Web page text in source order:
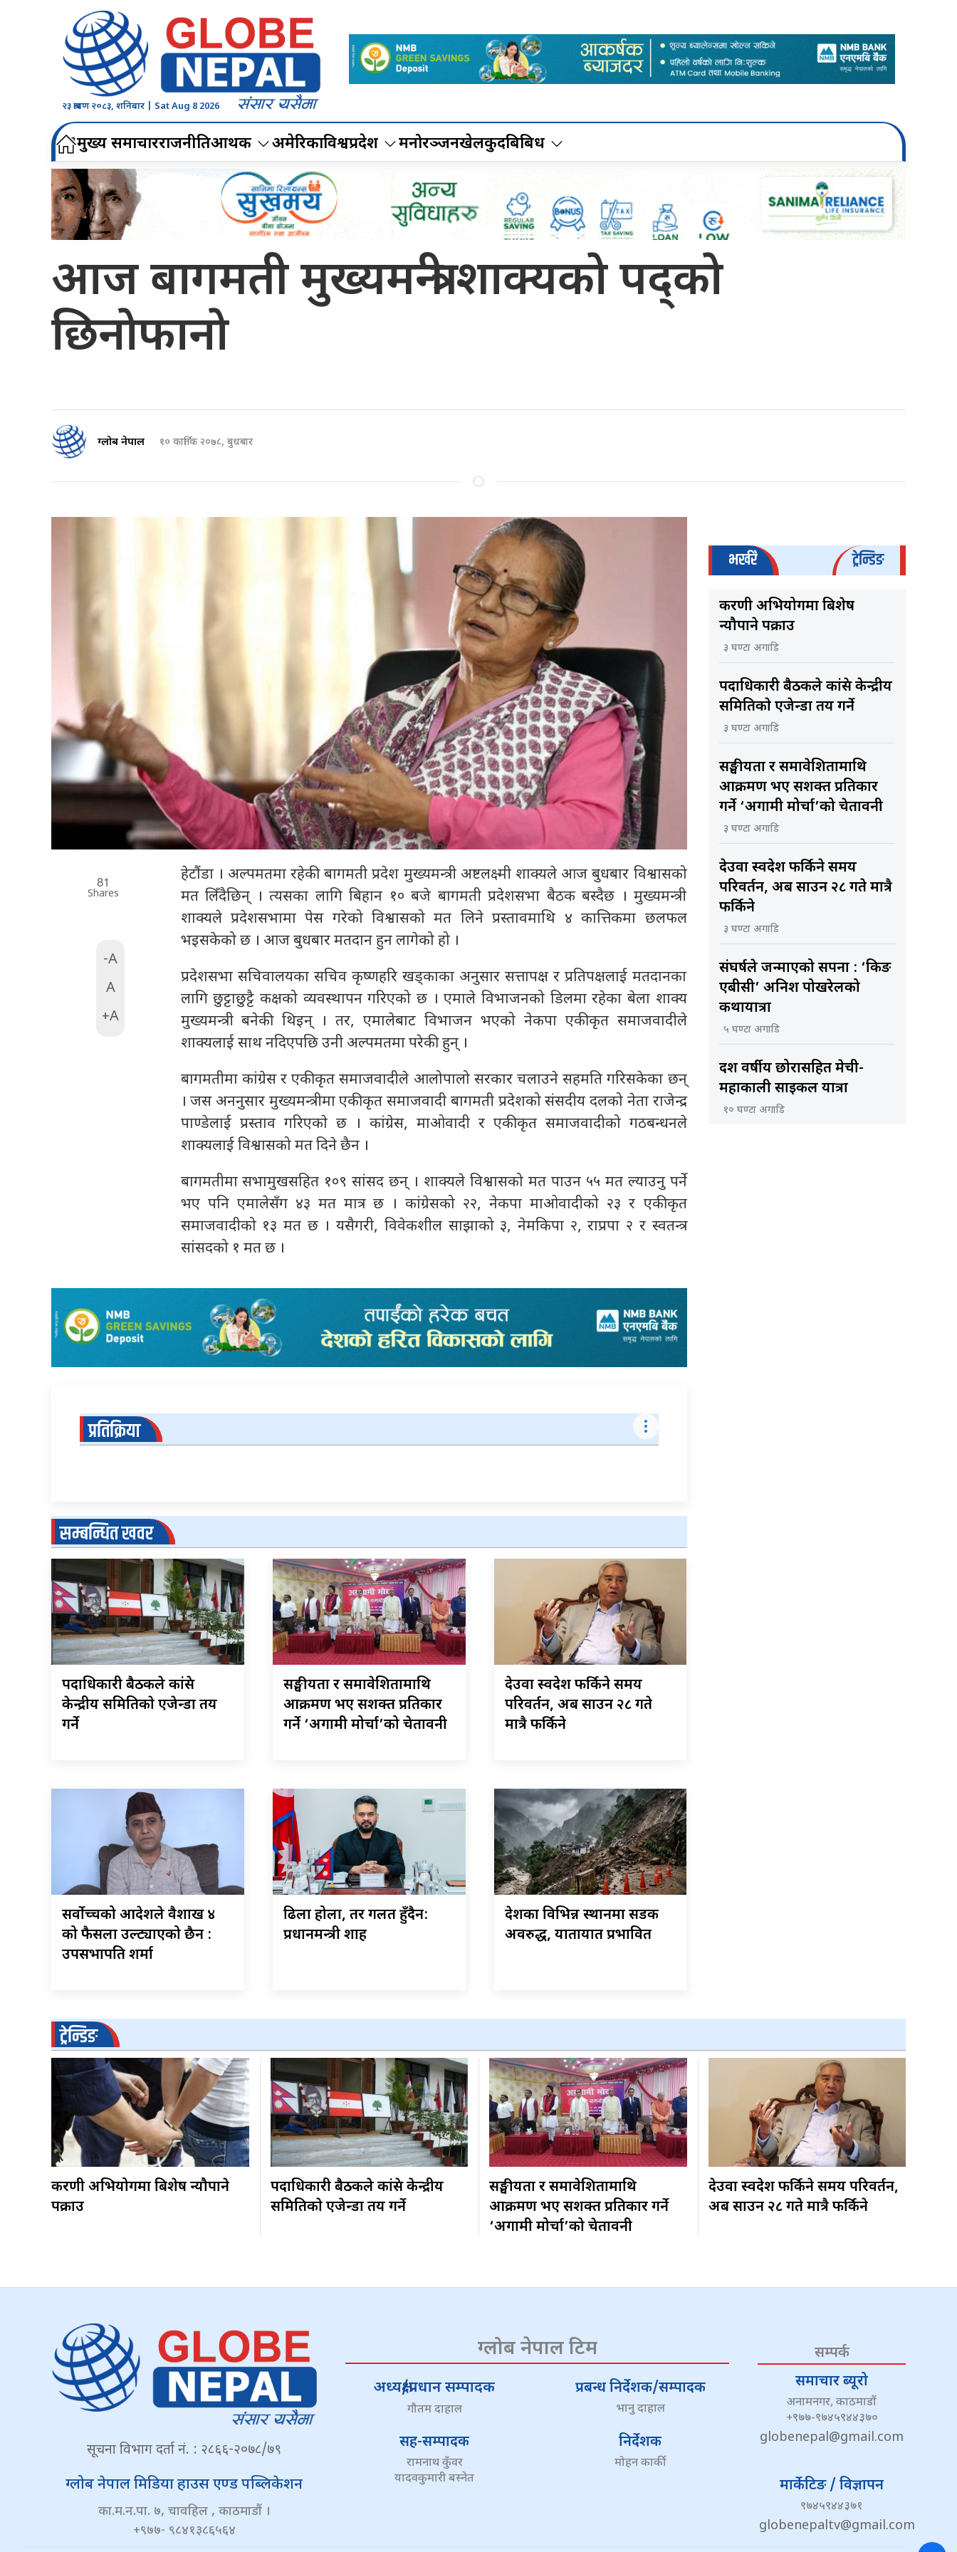
२३ श्रावण २०८३, शनिबार | Sat Aug 8 2026
मुख्य समाचारराजनीतिआर्थिक अमेरिकाविश्वप्रदेश मनोरञ्जनखेलकुदबिबिध
आज बागमती मुख्यमन्त्री शाक्यकाे पद्काे
छिनाेफानाे
ग्लोब नेपाल १० कार्तिक २०७८, बुधबार
81
Shares
-A
A
+A
हेटौंडा । अल्पमतमा रहेकी बागमती प्रदेश मुख्यमन्त्री अष्टलक्ष्मी शाक्यले आज बुधबार विश्वासको
मत लिँदैछिन् । त्यसका लागि बिहान १० बजे बागमती प्रदेशसभा बैठक बस्दैछ । मुख्यमन्त्री
शाक्यले प्रदेशसभामा पेस गरेको विश्वासको मत लिने प्रस्तावमाथि ४ कात्तिकमा छलफल
भइसकेको छ । आज बुधबार मतदान हुन लागेको हो ।
प्रदेशसभा सचिवालयका सचिव कृष्णहरि खड्काका अनुसार सत्तापक्ष र प्रतिपक्षलाई मतदानका
लागि छुट्टाछुट्टै कक्षको व्यवस्थापन गरिएको छ । एमाले विभाजनको डिलमा रहेका बेला शाक्य
मुख्यमन्त्री बनेकी थिइन् । तर, एमालेबाट विभाजन भएको नेकपा एकीकृत समाजवादीले
शाक्यलाई साथ नदिएपछि उनी अल्पमतमा परेकी हुन् ।
बागमतीमा कांग्रेस र एकीकृत समाजवादीले आलोपालो सरकार चलाउने सहमति गरिसकेका छन्
। जस अननुसार मुख्यमन्त्रीमा एकीकृत समाजवादी बागमती प्रदेशको संसदीय दलको नेता राजेन्द्र
पाण्डेलाई प्रस्ताव गरिएकाे छ । कांग्रेस, माओवादी र एकीकृत समाजवादीको गठबन्धनले
शाक्यलाई विश्वासको मत दिने छैन ।
बागमतीमा सभामुखसहित १०९ सांसद छन् । शाक्यले विश्वासको मत पाउन ५५ मत ल्याउनु पर्ने
भए पनि एमालेसँग ४३ मत मात्र छ । कांग्रेसको २२, नेकपा माओवादीको २३ र एकीकृत
समाजवादीको १३ मत छ । यसैगरी, विवेकशील साझाको ३, नेमकिपा २, राप्रपा २ र स्वतन्त्र
सांसदको १ मत छ ।
प्रतिक्रिया
सम्बन्धित खवर
पदाधिकारी बैठकले कांग्रेस
केन्द्रीय समितिकाे एजेन्डा तय
गर्ने
सङ्घीयता र समावेशितामाथि
आक्रमण भए सशक्त प्रतिकार
गर्ने ‘अग्रगामी मोर्चा’को चेतावनी
देउवा स्वदेश फर्किने समय
परिवर्तन, अब साउन २८ गते
मात्रै फर्किने
सर्वोच्चको आदेशले वैशाख ४
को फैसला उल्ट्याएको छैन :
उपसभापति शर्मा
ढिला होला, तर गलत हुँदैन:
प्रधानमन्त्री शाह
देशका विभिन्न स्थानमा सडक
अवरुद्ध, यातायात प्रभावित
भर्खरै ट्रेन्डिङ
करणी अभियोगमा बिशेष
न्यौपाने पक्राउ
३ घण्टा अगाडि
पदाधिकारी बैठकले कांग्रेस केन्द्रीय
समितिकाे एजेन्डा तय गर्ने
३ घण्टा अगाडि
सङ्घीयता र समावेशितामाथि
आक्रमण भए सशक्त प्रतिकार
गर्ने ‘अग्रगामी मोर्चा’को चेतावनी
३ घण्टा अगाडि
देउवा स्वदेश फर्किने समय
परिवर्तन, अब साउन २८ गते मात्रै
फर्किने
३ घण्टा अगाडि
संघर्षले जन्माएको सपना : ‘किङ
एबीसी’ अनिश पोखरेलको
कथायात्रा
५ घण्टा अगाडि
दश वर्षीय छोरासहित मेची-
महाकाली साइकल यात्रा
१० घण्टा अगाडि
ट्रेन्डिङ
करणी अभियोगमा बिशेष न्यौपाने
पक्राउ
पदाधिकारी बैठकले कांग्रेस केन्द्रीय
समितिकाे एजेन्डा तय गर्ने
सङ्घीयता र समावेशितामाथि
आक्रमण भए सशक्त प्रतिकार गर्ने
‘अग्रगामी मोर्चा’को चेतावनी
देउवा स्वदेश फर्किने समय परिवर्तन,
अब साउन २८ गते मात्रै फर्किने
सूचना विभाग दर्ता नं. : २८६६-२०७८/७९
ग्लोब नेपाल मिडिया हाउस एण्ड पब्लिकेशन
का.म.न.पा. ७, चावहिल , काठमाडौं ।
+९७७- ९८४१३८६५६४
ग्लोब नेपाल टिम
अध्यक्ष/प्रधान सम्पादक
गौतम दाहाल
प्रबन्ध निर्देशक/सम्पादक
भानु दाहाल
सह-सम्पादक
रामनाथ कुँवर
यादवकुमारी बस्नेत
निर्देशक
मोहन कार्की
सम्पर्क
समाचार ब्यूरो
अनामनगर, काठमाडौं
+९७७-९७४५९४४३७०
globenepal@gmail.com
मार्केटिङ / विज्ञापन
९७४५९४४३७१
globenepaltv@gmail.com